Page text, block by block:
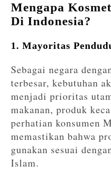
Mengapa
Di Indonesia?
1. Mayoritas
Sebagai negara
terbesar, kebutuhan
menjadi prioritas
makanan, produk
perhatian konsumen
memastikan bahwa
gunakan sesuai
Islam.